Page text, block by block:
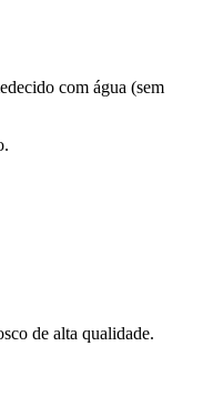
com água (sem
de alta qualidade.